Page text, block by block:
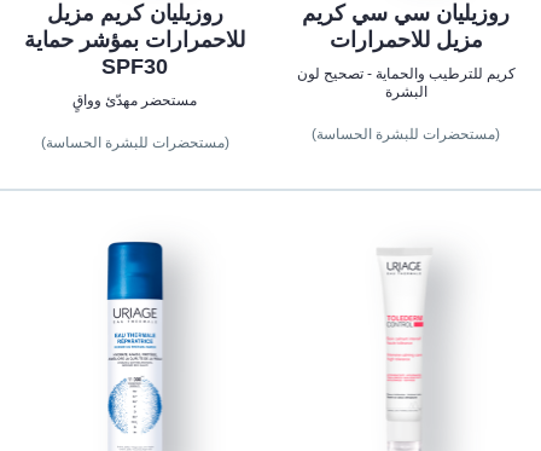
روزيليان سي سي كريم
مزيل للاحمرارات
كريم للترطيب والحماية - تصحيح لون
البشرة
(مستحضرات للبشرة الحساسة)
روزيليان كريم مزيل
للاحمرارات بمؤشر حماية
SPF30
مستحضر مهدّئ وواقٍ
(مستحضرات للبشرة الحساسة)